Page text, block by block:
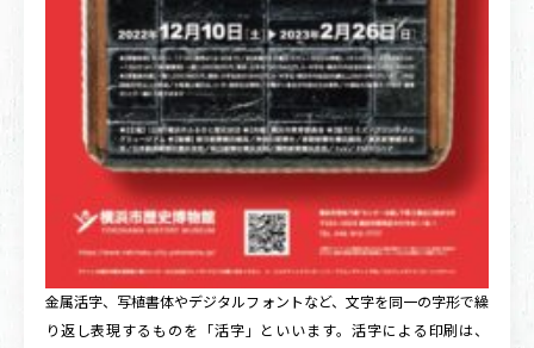
金属活字、写植書体やデジタルフォントなど、文字を同一の字形で繰
り返し表現するものを「活字」といいます。活字による印刷は、